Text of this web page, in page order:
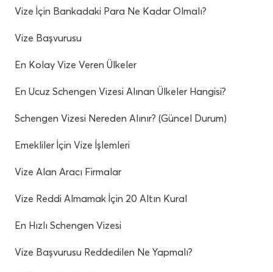
Vize İçin Bankadaki Para Ne Kadar Olmalı?
Vize Başvurusu
En Kolay Vize Veren Ülkeler
En Ucuz Schengen Vizesi Alınan Ülkeler Hangisi?
Schengen Vizesi Nereden Alınır? (Güncel Durum)
Emekliler İçin Vize İşlemleri
Vize Alan Aracı Firmalar
Vize Reddi Almamak İçin 20 Altın Kural
En Hızlı Schengen Vizesi
Vize Başvurusu Reddedilen Ne Yapmalı?